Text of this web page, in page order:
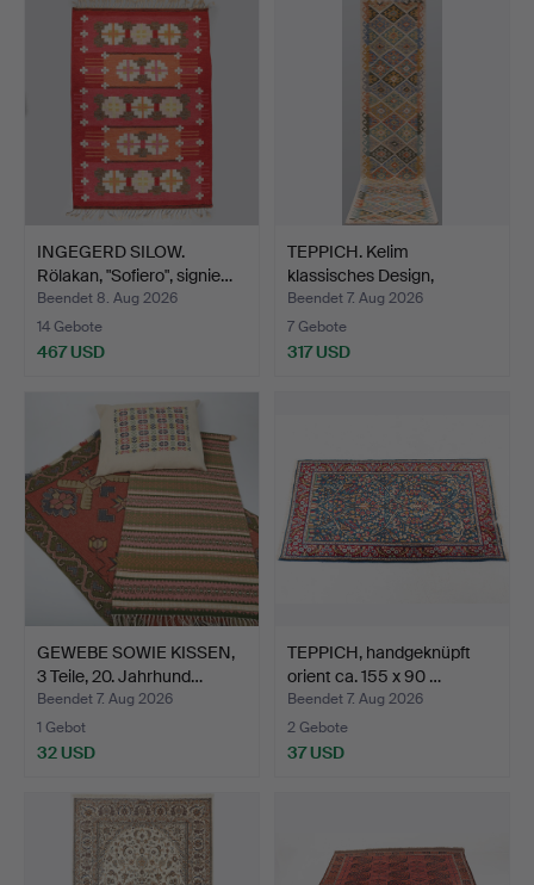
INGEGERD SILOW.
Rölakan, "Sofiero", signie…
Beendet 8. Aug 2026
14 Gebote
467 USD
TEPPICH. Kelim
klassisches Design,
Galerie…
Beendet 7. Aug 2026
7 Gebote
317 USD
GEWEBE SOWIE KISSEN,
3 Teile, 20. Jahrhund…
Beendet 7. Aug 2026
1 Gebot
32 USD
TEPPICH, handgeknüpft
orient ca. 155 x 90 …
Beendet 7. Aug 2026
2 Gebote
37 USD